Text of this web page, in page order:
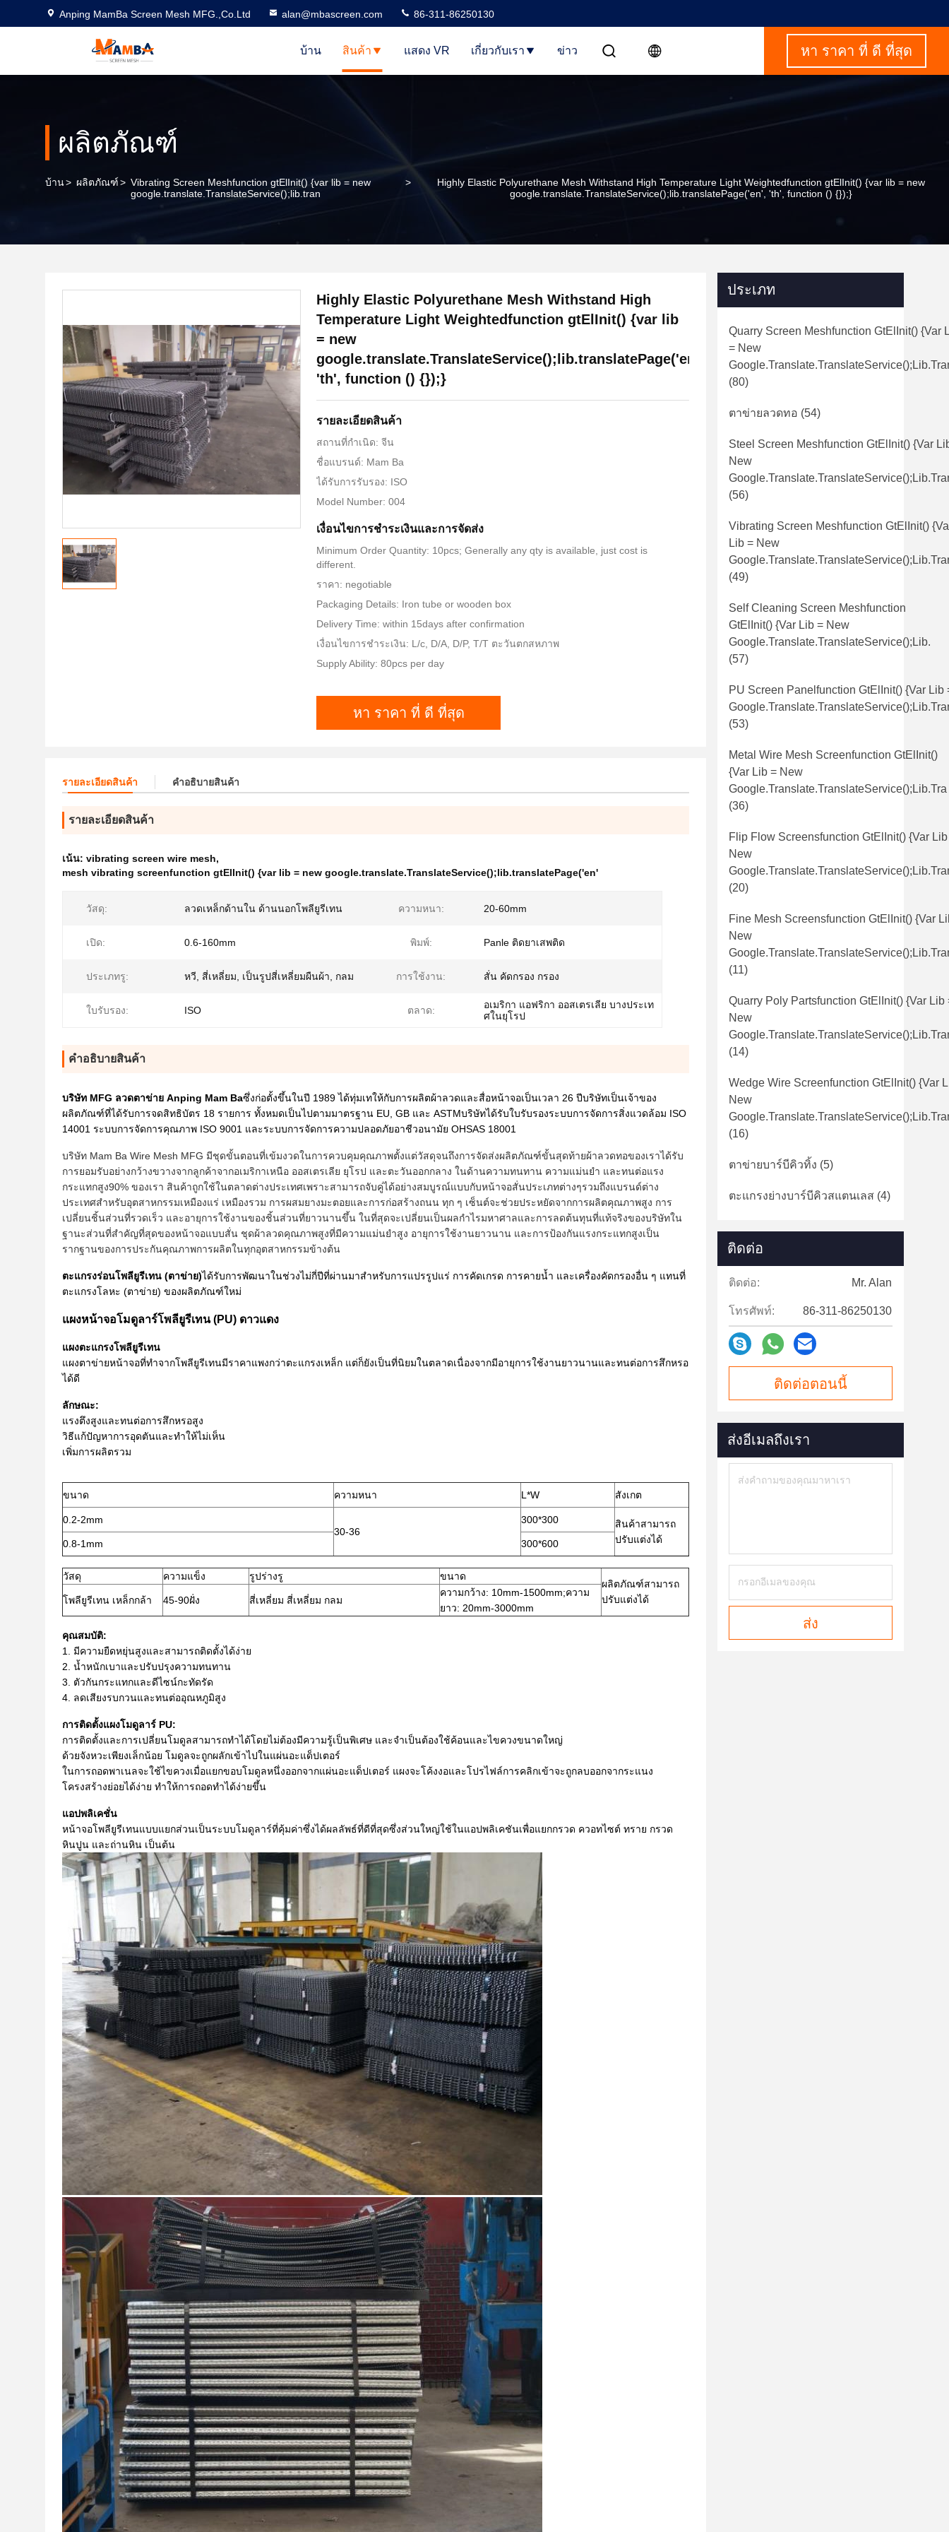
Anping MamBa Screen Mesh MFG.,Co.Ltd alan@mbascreen.com 86-311-86250130
บ้าน สินค้า แสดง VR เกี่ยวกับเรา ข่าว หา ราคา ที่ ดี ที่สุด
ผลิตภัณฑ์
บ้าน> ผลิตภัณฑ์> Vibrating Screen Meshfunction gtElInit() {var lib = new
google.translate.TranslateService();lib.tran
>
Highly Elastic Polyurethane Mesh Withstand High Temperature Light Weightedfunction gtElInit() {var lib = new
google.translate.TranslateService();lib.translatePage('en', 'th', function () {});}
Highly Elastic Polyurethane Mesh Withstand High
Temperature Light Weightedfunction gtElInit() {var lib
= new
google.translate.TranslateService();lib.translatePage('en',
'th', function () {});}
รายละเอียดสินค้า
สถานที่กำเนิด: จีน
ชื่อแบรนด์: Mam Ba
ได้รับการรับรอง: ISO
Model Number: 004
เงื่อนไขการชําระเงินและการจัดส่ง
Minimum Order Quantity: 10pcs; Generally any qty is available, just cost is
different.
ราคา: negotiable
Packaging Details: Iron tube or wooden box
Delivery Time: within 15days after confirmation
เงื่อนไขการชำระเงิน: L/c, D/A, D/P, T/T ตะวันตกสหภาพ
Supply Ability: 80pcs per day
หา ราคา ที่ ดี ที่สุด
รายละเอียดสินค้า คําอธิบายสินค้า
รายละเอียดสินค้า
เน้น: vibrating screen wire mesh,
mesh vibrating screenfunction gtElInit() {var lib = new google.translate.TranslateService();lib.translatePage('en'
วัสดุ: ลวดเหล็กด้านใน ด้านนอกโพลียูรีเทน ความหนา: 20-60mm
เปิด: 0.6-160mm พิมพ์: Panle ติดยาเสพติด
ประเภทรู: หวี, สี่เหลี่ยม, เป็นรูปสี่เหลี่ยมผืนผ้า, กลม การใช้งาน: สั่น คัดกรอง กรอง
ใบรับรอง: ISO ตลาด:
อเมริกา แอฟริกา ออสเตรเลีย บางประเท
ศในยุโรป
คําอธิบายสินค้า
บริษัท MFG ลวดตาข่าย Anping Mam Baซึ่งก่อตั้งขึ้นในปี 1989 ได้ทุ่มเทให้กับการผลิตผ้าลวดและสื่อหน้าจอเป็นเวลา 26 ปีบริษัทเป็นเจ้าของ
ผลิตภัณฑ์ที่ได้รับการจดสิทธิบัตร 18 รายการ ทั้งหมดเป็นไปตามมาตรฐาน EU, GB และ ASTMบริษัทได้รับใบรับรองระบบการจัดการสิ่งแวดล้อม ISO
14001 ระบบการจัดการคุณภาพ ISO 9001 และระบบการจัดการความปลอดภัยอาชีวอนามัย OHSAS 18001
บริษัท Mam Ba Wire Mesh MFG มีชุดขั้นตอนที่เข้มงวดในการควบคุมคุณภาพตั้งแต่วัสดุจนถึงการจัดส่งผลิตภัณฑ์ขั้นสุดท้ายผ้าลวดทอของเราได้รับ
การยอมรับอย่างกว้างขวางจากลูกค้าจากอเมริกาเหนือ ออสเตรเลีย ยุโรป และตะวันออกกลาง ในด้านความทนทาน ความแม่นยำ และทนต่อแรง
กระแทกสูง90% ของเรา สินค้าถูกใช้ในตลาดต่างประเทศเพราะสามารถจับคู่ได้อย่างสมบูรณ์แบบกับหน้าจอสั่นประเภทต่างๆรวมถึงแบรนด์ต่าง
ประเทศสำหรับอุตสาหกรรมเหมืองแร่ เหมืองรวม การผสมยางมะตอยและการก่อสร้างถนน ทุก ๆ เซ็นต์จะช่วยประหยัดจากการผลิตคุณภาพสูง การ
เปลี่ยนชิ้นส่วนที่รวดเร็ว และอายุการใช้งานของชิ้นส่วนที่ยาวนานขึ้น ในที่สุดจะเปลี่ยนเป็นผลกำไรมหาศาลและการลดต้นทุนที่แท้จริงของบริษัทใน
ฐานะส่วนที่สำคัญที่สุดของหน้าจอแบบสั่น ชุดผ้าลวดคุณภาพสูงที่มีความแม่นยำสูง อายุการใช้งานยาวนาน และการป้องกันแรงกระแทกสูงเป็น
รากฐานของการประกันคุณภาพการผลิตในทุกอุตสาหกรรมข้างต้น
ตะแกรงร่อนโพลียูรีเทน (ตาข่าย)ได้รับการพัฒนาในช่วงไม่กี่ปีที่ผ่านมาสำหรับการแปรรูปแร่ การคัดเกรด การคายน้ำ และเครื่องคัดกรองอื่น ๆ แทนที่
ตะแกรงโลหะ (ตาข่าย) ของผลิตภัณฑ์ใหม่
แผงหน้าจอโมดูลาร์โพลียูรีเทน (PU) ดาวแดง
แผงตะแกรงโพลียูรีเทน
แผงตาข่ายหน้าจอที่ทำจากโพลียูรีเทนมีราคาแพงกว่าตะแกรงเหล็ก แต่ก็ยังเป็นที่นิยมในตลาดเนื่องจากมีอายุการใช้งานยาวนานและทนต่อการสึกหรอ
ได้ดี
ลักษณะ:
แรงตึงสูงและทนต่อการสึกหรอสูง
วิธีแก้ปัญหาการอุดตันและทำให้ไม่เห็น
เพิ่มการผลิตรวม
ขนาด ความหนา L*W สังเกต
0.2-2mm
30-36
300*300
สินค้าสามารถ
ปรับแต่งได้
0.8-1mm 300*600
วัสดุ ความแข็ง รูปร่างรู ขนาด
ผลิตภัณฑ์สามารถ
ปรับแต่งได้
โพลียูรีเทน เหล็กกล้า 45-90ฝั่ง สี่เหลี่ยม สี่เหลี่ยม กลม
ความกว้าง: 10mm-1500mm;ความ
ยาว: 20mm-3000mm
คุณสมบัติ:
1. มีความยืดหยุ่นสูงและสามารถติดตั้งได้ง่าย
2. น้ำหนักเบาและปรับปรุงความทนทาน
3. ตัวกันกระแทกและดีไซน์กะทัดรัด
4. ลดเสียงรบกวนและทนต่ออุณหภูมิสูง
การติดตั้งแผงโมดูลาร์ PU:
การติดตั้งและการเปลี่ยนโมดูลสามารถทำได้โดยไม่ต้องมีความรู้เป็นพิเศษ และจำเป็นต้องใช้ค้อนและไขควงขนาดใหญ่
ด้วยจังหวะเพียงเล็กน้อย โมดูลจะถูกผลักเข้าไปในแผ่นอะแด็ปเตอร์
ในการถอดพาเนลจะใช้ไขควงเมื่อแยกขอบโมดูลหนึ่งออกจากแผ่นอะแด็ปเตอร์ แผงจะโค้งงอและโปรไฟล์การคลิกเข้าจะถูกลบออกจากระแนง
โครงสร้างย่อยได้ง่าย ทำให้การถอดทำได้ง่ายขึ้น
แอปพลิเคชั่น
หน้าจอโพลียูรีเทนแบบแยกส่วนเป็นระบบโมดูลาร์ที่คุ้มค่าซึ่งได้ผลลัพธ์ที่ดีที่สุดซึ่งส่วนใหญ่ใช้ในแอปพลิเคชันเพื่อแยกกรวด ควอทไซต์ ทราย กรวด
หินปูน และถ่านหิน เป็นต้น
ประเภท
Quarry Screen Meshfunction GtElInit() {var
= New
(80)
ตาข่ายลวดทอ (54)
Steel Screen Meshfunction GtElInit() {var
New
(56)
Vibrating Screen Meshfunction GtElInit()
Lib = New
(49)
Self Cleaning Screen Meshfunction
GtElInit() {var Lib = New
Google.translate.TranslateService();lib.
(57)
PU Screen Panelfunction GtElInit() {var Lib
(53)
Metal Wire Mesh Screenfunction GtElInit()
{var Lib = New
Google.translate.TranslateService();lib.tra
(36)
Flip Flow Screensfunction GtElInit() {var
New
(20)
Fine Mesh Screensfunction GtElInit() {var
New
(11)
Quarry Poly Partsfunction GtElInit() {var Lib
New
(14)
Wedge Wire Screenfunction GtElInit() {var
New
(16)
ตาข่ายบาร์บีคิวทิ้ง (5)
ตะแกรงย่างบาร์บีคิวสแตนเลส (4)
ติดต่อ
ติดต่อ: Mr. Alan
โทรศัพท์: 86-311-86250130
ติดต่อตอนนี้
ส่งอีเมลถึงเรา
ส่ง